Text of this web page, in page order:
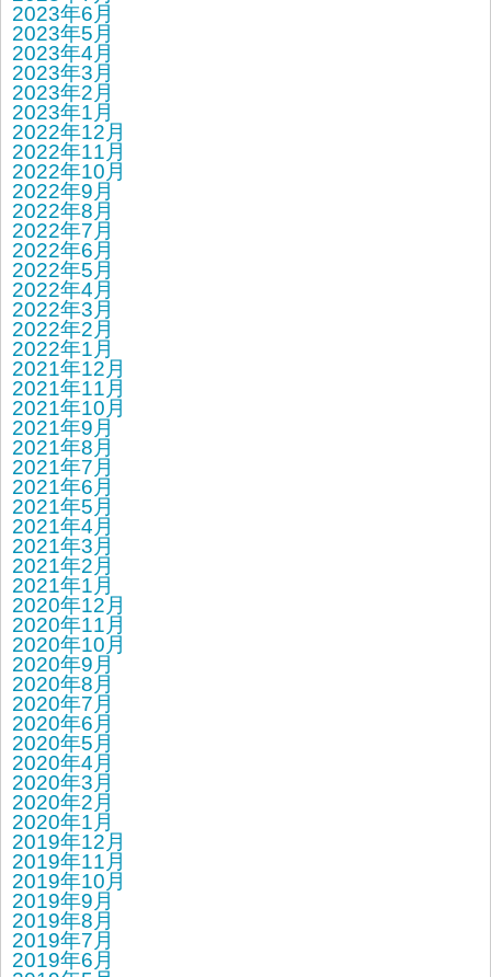
2023年6月
2023年5月
2023年4月
2023年3月
2023年2月
2023年1月
2022年12月
2022年11月
2022年10月
2022年9月
2022年8月
2022年7月
2022年6月
2022年5月
2022年4月
2022年3月
2022年2月
2022年1月
2021年12月
2021年11月
2021年10月
2021年9月
2021年8月
2021年7月
2021年6月
2021年5月
2021年4月
2021年3月
2021年2月
2021年1月
2020年12月
2020年11月
2020年10月
2020年9月
2020年8月
2020年7月
2020年6月
2020年5月
2020年4月
2020年3月
2020年2月
2020年1月
2019年12月
2019年11月
2019年10月
2019年9月
2019年8月
2019年7月
2019年6月